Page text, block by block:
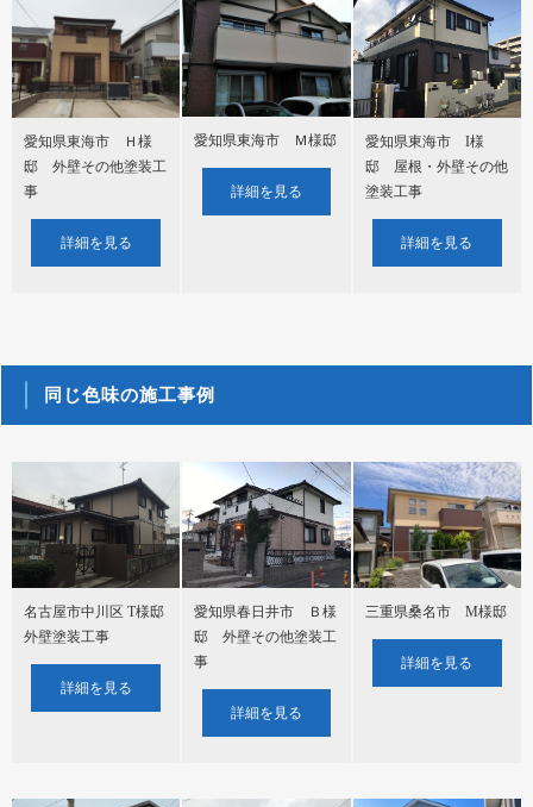
愛知県東海市 Ｈ様
邸 外壁その他塗装工
事
詳細を見る
愛知県東海市 Ｍ様邸
詳細を見る
愛知県東海市 I様
邸 屋根・外壁その他
塗装工事
詳細を見る
同じ色味の施工事例
名古屋市中川区 T様邸
外壁塗装工事
詳細を見る
愛知県春日井市 Ｂ様
邸 外壁その他塗装工
事
詳細を見る
三重県桑名市 M様邸
詳細を見る